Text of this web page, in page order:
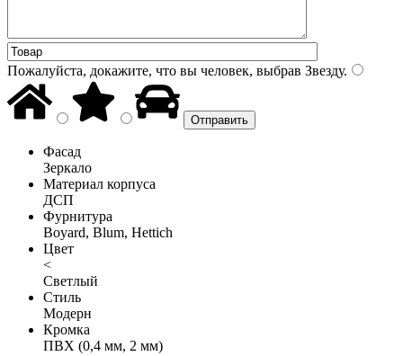
Пожалуйста, докажите, что вы человек, выбрав Звезду.
Фасад
Зеркало
Материал корпуса
ДСП
Фурнитура
Boyard, Blum, Hettich
Цвет
<
Светлый
Стиль
Модерн
Кромка
ПВХ (0,4 мм, 2 мм)